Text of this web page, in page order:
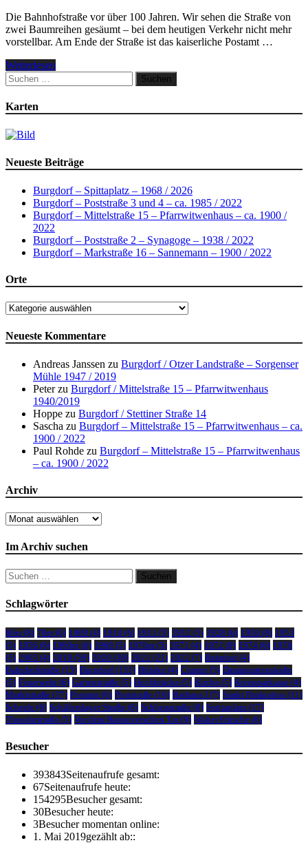
Die Bahnhofstraße vor über 100 Jahren. Wir sehen die Straße von
zwei Baumreihen gesäumt – bei dem heutigen Verkehr nicht mehr
vorstellbar. Am Ende der Straße ist das kaiserliche Postamt …
Weiterlesen
Suchen
nach:
Karten
Neueste Beiträge
Burgdorf – Spittaplatz – 1968 / 2026
Burgdorf – Poststraße 3 und 4 – ca. 1985 / 2022
Burgdorf – Mittelstraße 15 – Pfarrwitwenhaus – ca. 1900 /
2022
Burgdorf – Poststraße 2 – Synagoge – 1938 / 2022
Burgdorf – Markstraße 16 – Sannemann – 1900 / 2022
Orte
Orte
Neueste Kommentare
Andreas Janssen zu Burgdorf / Otzer Landstraße – Sorgenser
Mühle 1947 / 2019
Peterzu Burgdorf / Mittelstraße 15 – Pfarrwitwenhaus
1940/2019
Hoppe zu Burgdorf / Stettiner Straße 14
Sascha zu Burgdorf – Mittelstraße 15 – Pfarrwitwenhaus – ca.
1900 / 2022
Paul Rohde zu Burgdorf – Mittelstraße 15 – Pfarrwitwenhaus
– ca. 1900 / 2022
Archiv
Archiv
Im Archiv suchen
Suchen
nach:
Schlagwörter
60er(8) 70er(6) 1809 (4) 1910 (6) 1911 (5) 1912 (5) 1928 (6) 1950 (8) 1953
(5) 1956 (6) 1960er(6) 1969 (5) 1970er(5) 1971 (4) 1972 (9) 1974 (6) 1976
(5) 2005 (4) 2019 (59) 2020 (39) 2021 (21) 2022 (7) Bahnhof(4)
Bahnhofstraße (15) Burgdorf(131) Bührke (4) Cramer(5) Dammgartenstraße
(5) Feuerwehr(6) Gartenstraße (5) Hochbrücke (5) Kirche (5) Kreissparkasse (4)
Marktstraße (37) Postamt (6) Poststraße (10) Rathaus I (7) Sankt Pankratius (11)
Scheele (6) Schillerslager Straße (6) Schlossstraße (6) Spittaplatz (17)
Theodorstraße (5) Vor dem Hannoverschen Tor(9) Walter Fritsche (6)
Besucher
393843Seitenaufrufe gesamt:
67Seitenaufrufe heute:
154295Besucher gesamt:
30Besucher heute:
3Besucher momentan online:
1. Mai 2019gezählt ab::